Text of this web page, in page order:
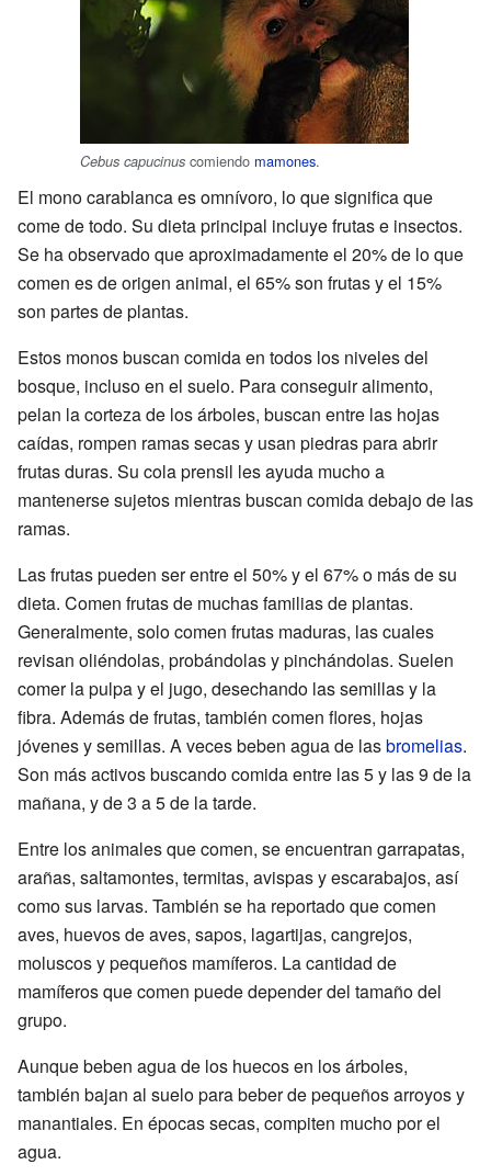
Cebus capucinus comiendo mamones.
El mono carablanca es omnívoro, lo que significa que
come de todo. Su dieta principal incluye frutas e insectos.
Se ha observado que aproximadamente el 20% de lo que
comen es de origen animal, el 65% son frutas y el 15%
son partes de plantas.
Estos monos buscan comida en todos los niveles del
bosque, incluso en el suelo. Para conseguir alimento,
pelan la corteza de los árboles, buscan entre las hojas
caídas, rompen ramas secas y usan piedras para abrir
frutas duras. Su cola prensil les ayuda mucho a
mantenerse sujetos mientras buscan comida debajo de las
ramas.
Las frutas pueden ser entre el 50% y el 67% o más de su
dieta. Comen frutas de muchas familias de plantas.
Generalmente, solo comen frutas maduras, las cuales
revisan oliéndolas, probándolas y pinchándolas. Suelen
comer la pulpa y el jugo, desechando las semillas y la
fibra. Además de frutas, también comen flores, hojas
jóvenes y semillas. A veces beben agua de lasbromelias.
Son más activos buscando comida entre las 5 y las 9 de la
mañana, y de 3 a 5 de la tarde.
Entre los animales que comen, se encuentran garrapatas,
arañas, saltamontes, termitas, avispas y escarabajos, así
como sus larvas. También se ha reportado que comen
aves, huevos de aves, sapos, lagartijas, cangrejos,
moluscos y pequeños mamíferos. La cantidad de
mamíferos que comen puede depender del tamaño del
grupo.
Aunque beben agua de los huecos en los árboles,
también bajan al suelo para beber de pequeños arroyos y
manantiales. En épocas secas, compiten mucho por el
agua.